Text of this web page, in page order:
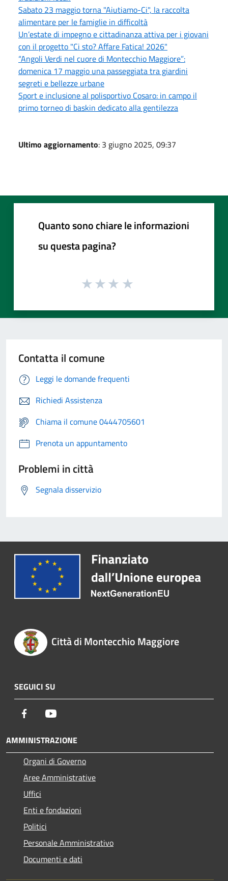
Sabato 23 maggio torna "Aiutiamo-Ci", la raccolta
alimentare per le famiglie in difficoltà
Un’estate di impegno e cittadinanza attiva per i giovani
con il progetto "Ci sto? Affare Fatica! 2026"
“Angoli Verdi nel cuore di Montecchio Maggiore”:
domenica 17 maggio una passeggiata tra giardini
segreti e bellezze urbane
Sport e inclusione al polisportivo Cosaro: in campo il
primo torneo di baskin dedicato alla gentilezza
Ultimo aggiornamento: 3 giugno 2025, 09:37
Quanto sono chiare le informazioni
su questa pagina?
Contatta il comune
Leggi le domande frequenti
Richiedi Assistenza
Chiama il comune 0444705601
Prenota un appuntamento
Problemi in città
Segnala disservizio
Città di Montecchio Maggiore
SEGUICI SU
Facebook
AMMINISTRAZIONE
Organi di Governo
Aree Amministrative
Uffici
Enti e fondazioni
Politici
Personale Amministrativo
Documenti e dati